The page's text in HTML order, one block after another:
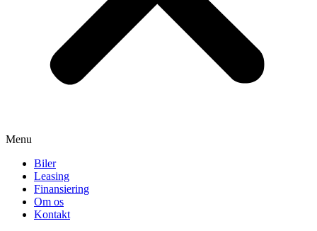
Menu
Biler
Leasing
Finansiering
Om os
Kontakt